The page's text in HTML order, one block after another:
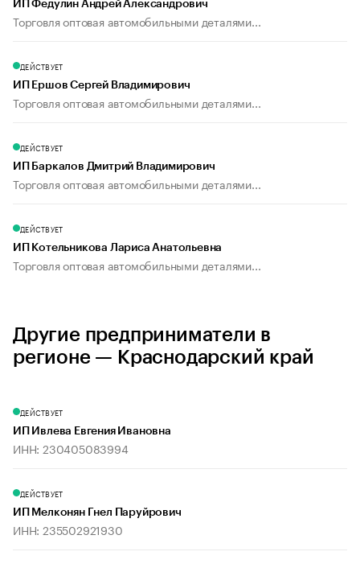
ИП Федулин Андрей Александрович
Торговля оптовая автомобильными деталями...
ДЕЙСТВУЕТ
ИП Ершов Сергей Владимирович
Торговля оптовая автомобильными деталями...
ДЕЙСТВУЕТ
ИП Баркалов Дмитрий Владимирович
Торговля оптовая автомобильными деталями...
ДЕЙСТВУЕТ
ИП Котельникова Лариса Анатольевна
Торговля оптовая автомобильными деталями...
Другие предприниматели в
регионе — Краснодарский край
ДЕЙСТВУЕТ
ИП Ивлева Евгения Ивановна
ИНН: 230405083994
ДЕЙСТВУЕТ
ИП Мелконян Гнел Паруйрович
ИНН: 235502921930